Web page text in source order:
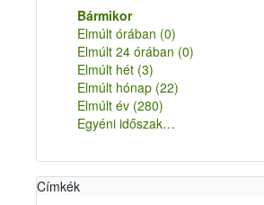
Bármikor
Elmúlt órában (0)
Elmúlt 24 órában (0)
Elmúlt hét (3)
Elmúlt hónap (22)
Elmúlt év (280)
Egyéni időszak…
Címkék